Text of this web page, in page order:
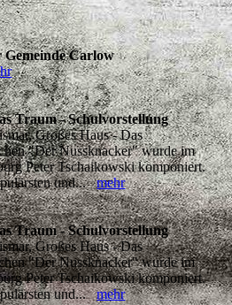
Gemeinde Carlow
Traum - Schulvorstellung
Großes Haus - Das
"Der Nussknacker" wurde im
Peter Tschaikowski komponiert.
und...mehr
Traum - Schulvorstellung
Großes Haus - Das
"Der Nussknacker" wurde im
Peter Tschaikowski komponiert.
und...mehr